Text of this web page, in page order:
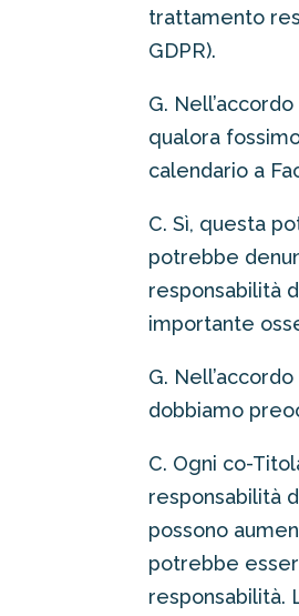
trattamento
GDPR).
G.
qualora
calendario a
C. Sì, questa
potrebbe
responsabilità
importante
G.
dobbiamo
C. Ogni co-
responsabilità
possono
potrebbe
responsabilità.